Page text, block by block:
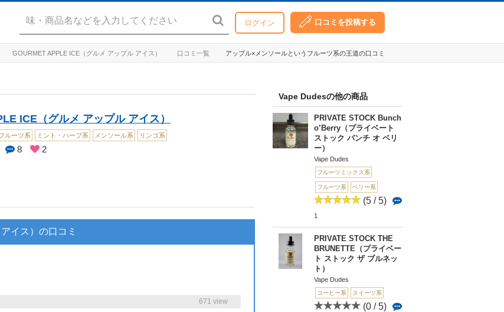
ログイン 口コミを投稿する
GOURMET APPLE ICE（グルメ アップル アイス） 口コミ一覧 アップル×メンソールというフルーツ系の王道の口コミ
Vape Dudesの他の商品
PRIVATE STOCK Bunch
o’Berry（プライベート
ストック バンチ オ ベリ
ー）
Vape Dudes
フルーツミックス系
フルーツ系 ベリー系
(5 / 5)
1
PRIVATE STOCK THE
BRUNETTE（プライベー
ト ストック ザ ブルネッ
ト）
Vape Dudes
コーヒー系 スイーツ系
(0 / 5)
ICE（グルメ アップル アイス）
ルーツ系 ミント・ハーブ系 メンソール系 リンゴ系
8 2
イス）の口コミ
671 view